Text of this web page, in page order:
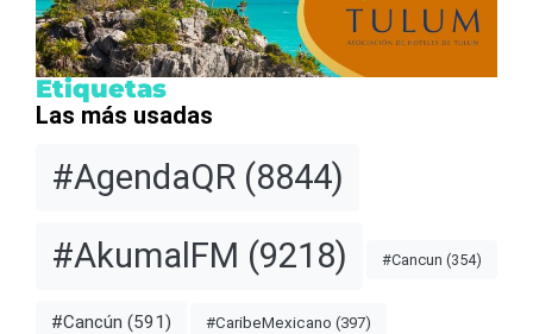
Etiquetas
Las más usadas
#AgendaQR (8844)
#AkumalFM (9218) #Cancun (354)
#Cancún (591) #CaribeMexicano (397)